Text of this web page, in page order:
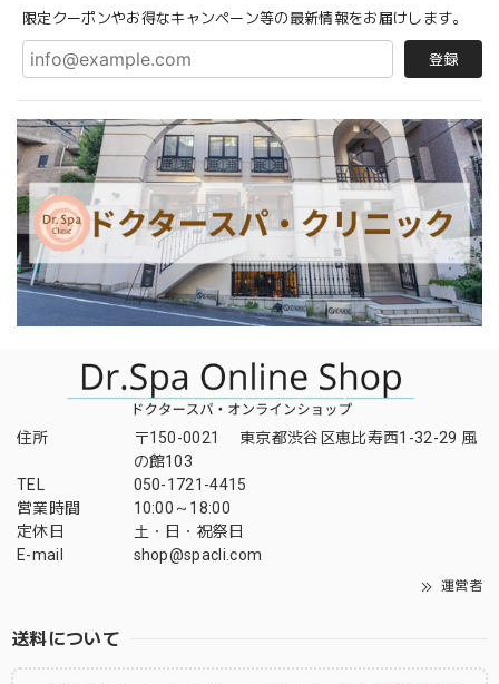
限定クーポンやお得なキャンペーン等の最新情報をお届けします。
登録
住所
〒150-0021 東京都渋谷区恵比寿西1-32-29 風
の館103
TEL
050-1721-4415
営業時間
10:00～18:00
定休日
土・日・祝祭日
E-mail
shop@spacli.com
運営者
送料について